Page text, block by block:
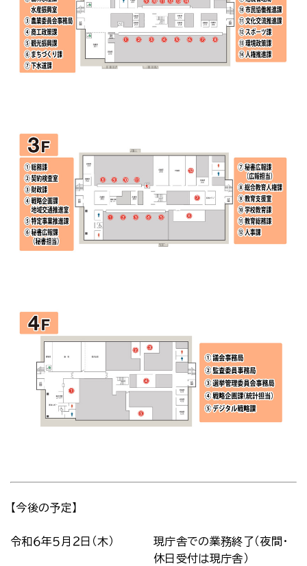
【今後の予定】
令和６年５月２日（木）
現庁舎での業務終了（夜間・
休日受付は現庁舎）